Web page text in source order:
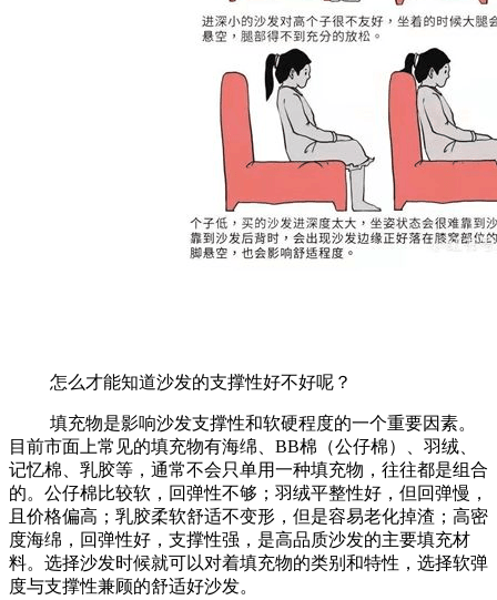
怎么才能知道沙发的支撑性好不好呢？
填充物是影响沙发支撑性和软硬程度的一个重要因素。
目前市面上常见的填充物有海绵、 BB棉（公仔棉）、羽绒、
记忆棉、乳胶等，通常不会只单用一种填充物，往往都是组合
的。公仔棉比较软，回弹性不够；羽绒平整性好，但回弹慢，
且价格偏高；乳胶柔软舒适不变形，但是容易老化掉渣；高密
度海绵，回弹性好，支撑性强，是高品质沙发的主要填充材
料。选择沙发时候就可以对着填充物的类别和特性，选择软弹
度与支撑性兼顾的舒适好沙发。